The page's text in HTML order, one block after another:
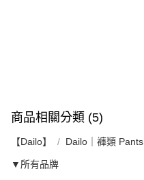
商品相關分類 (5)
【Dailo】 Dailo｜褲類 Pants
▼所有品牌